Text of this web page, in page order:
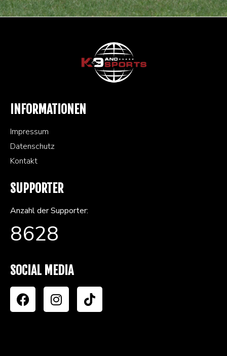
INFORMATIONEN
Impressum
Datenschutz
Kontakt
SUPPORTER
Anzahl der Supporter:
8628
SOCIAL MEDIA